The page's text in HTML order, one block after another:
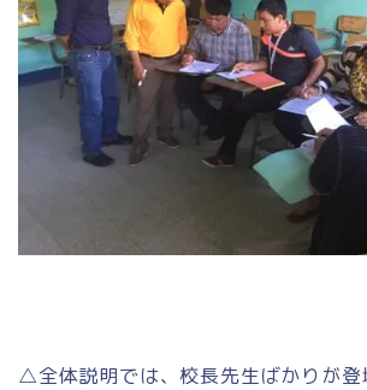
△全体説明では、校長先生ばかりが登